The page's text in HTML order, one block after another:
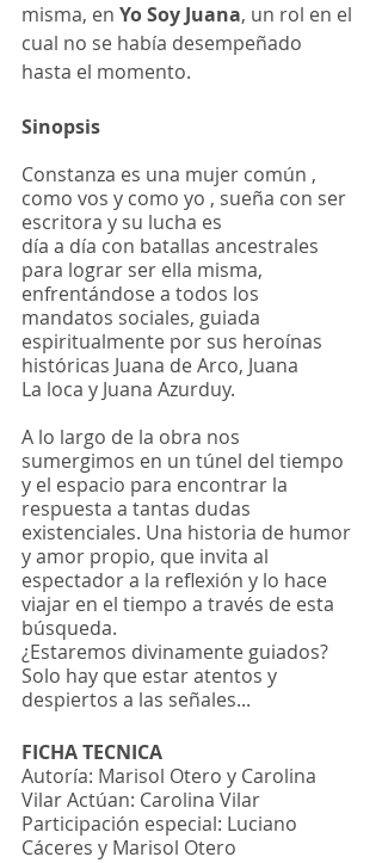
misma, en Yo Soy Juana, un rol en el
cual no se había desempeñado
hasta el momento.
Sinopsis
Constanza es una mujer común ,
como vos y como yo , sueña con ser
escritora y su lucha es
día a día con batallas ancestrales
para lograr ser ella misma,
enfrentándose a todos los
mandatos sociales, guiada
espiritualmente por sus heroínas
históricas Juana de Arco, Juana
La loca y Juana Azurduy.
A lo largo de la obra nos
sumergimos en un túnel del tiempo
y el espacio para encontrar la
respuesta a tantas dudas
existenciales. Una historia de humor
y amor propio, que invita al
espectador a la reflexión y lo hace
viajar en el tiempo a través de esta
búsqueda.
¿Estaremos divinamente guiados?
Solo hay que estar atentos y
despiertos a las señales...
FICHA TECNICA
Autoría: Marisol Otero y Carolina
Vilar Actúan: Carolina Vilar
Participación especial: Luciano
Cáceres y Marisol Otero